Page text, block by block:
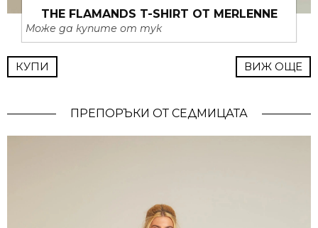
THE FLAMANDS T-SHIRT ОТ MERLENNE
Може да купите от тук
КУПИ ВИЖ ОЩЕ
ПРЕПОРЪКИ ОТ СЕДМИЦАТА